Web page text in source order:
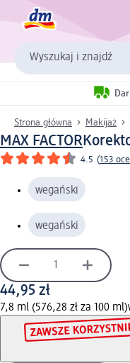
Wyszukaj i znajdź
Strona główna Makijaż
MAX FACTOR
4.5 (153
wegański
wegański
44,95 zł
7,8 ml (576,28 zł za 100 ml)